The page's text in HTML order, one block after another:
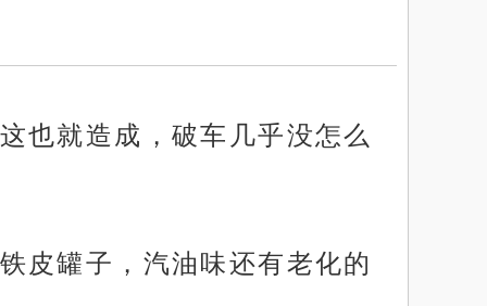
也就造成，破车几乎没怎么
皮罐子，汽油味还有老化的